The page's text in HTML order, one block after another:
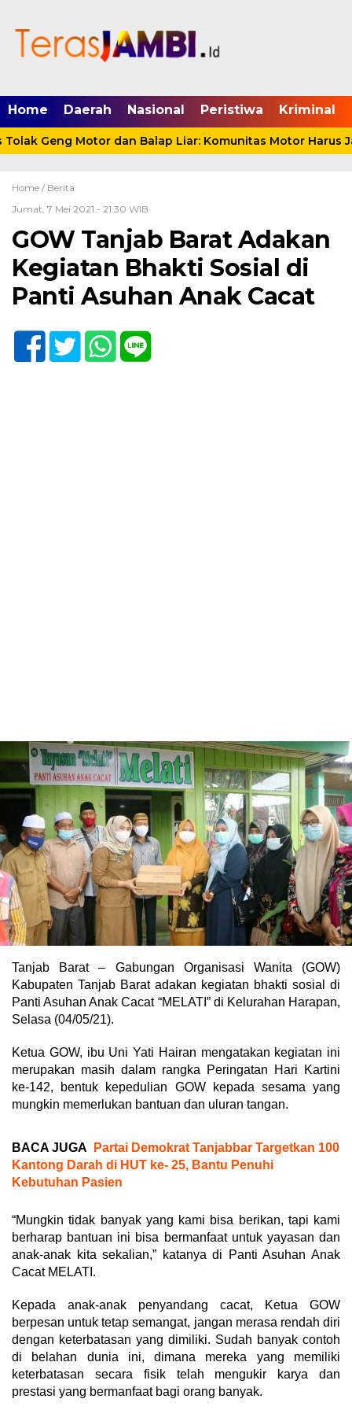
Home Daerah Nasional Peristiwa Kriminal
Geng Motor dan Balap Liar: Komunitas Motor Harus
Home / Berita
Jumat, 7 Mei 2021 - 21:30 WIB
GOW Tanjab Barat Adakan
Kegiatan Bhakti Sosial di
Panti Asuhan Anak Cacat
Tanjab Barat – Gabungan Organisasi Wanita (GOW)
Kabupaten Tanjab Barat adakan kegiatan bhakti sosial di
Panti Asuhan Anak Cacat “MELATI” di Kelurahan Harapan,
Selasa (04/05/21).
Ketua GOW, ibu Uni Yati Hairan mengatakan kegiatan ini
merupakan masih dalam rangka Peringatan Hari Kartini
ke-142, bentuk kepedulian GOW kepada sesama yang
mungkin memerlukan bantuan dan uluran tangan.
BACA JUGA
Partai Demokrat Tanjabbar Targetkan 100
Kantong Darah di HUT ke- 25, Bantu Penuhi
Kebutuhan Pasien
“Mungkin tidak banyak yang kami bisa berikan, tapi kami
berharap bantuan ini bisa bermanfaat untuk yayasan dan
anak-anak kita sekalian,” katanya di Panti Asuhan Anak
Cacat MELATI.
Kepada anak-anak penyandang cacat, Ketua GOW
berpesan untuk tetap semangat, jangan merasa rendah diri
dengan keterbatasan yang dimiliki. Sudah banyak contoh
di belahan dunia ini, dimana mereka yang memiliki
keterbatasan secara fisik telah mengukir karya dan
prestasi yang bermanfaat bagi orang banyak.